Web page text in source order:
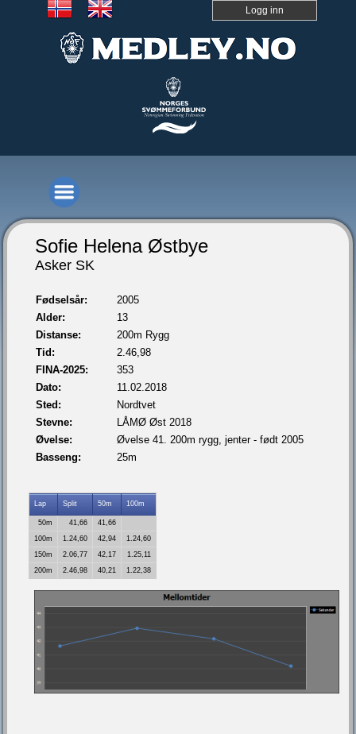
Logg inn
Sofie Helena Østbye
Asker SK
Fødselsår:
2005
Alder:
13
Distanse:
200m Rygg
Tid:
2.46,98
FINA-2025:
353
Dato:
11.02.2018
Sted:
Nordtvet
Stevne:
LÅMØ Øst 2018
Øvelse:
Øvelse 41. 200m rygg, jenter - født 2005
Basseng:
25m
Lap Split 50m 100m
50m 41,66
41,66
100m
1.24,60 42,94
1.24,60
150m
2.06,77 42,17
1.25,11
200m
2.46,98 40,21 1.22,38